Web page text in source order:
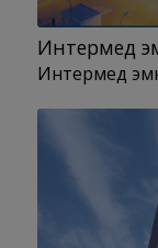
Интермед
Интермед